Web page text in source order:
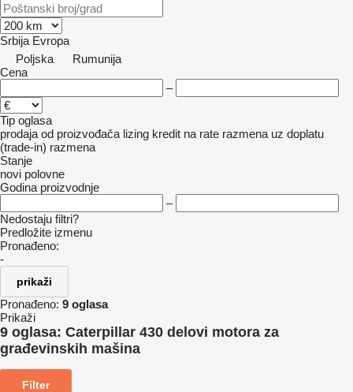
Srbija Evropa
Poljska
Rumunija
Cena
–
Tip oglasa
prodaja od proizvođača lizing kredit na rate razmena uz doplatu
(trade-in) razmena
Stanje
novi polovne
Godina proizvodnje
–
Nedostaju filtri?
Predložite izmenu
Pronađeno:
-
prikaži
Pronađeno: 9 oglasa
Prikaži
9 oglasa: Caterpillar 430 delovi motora za
građevinskih mašina
Filter